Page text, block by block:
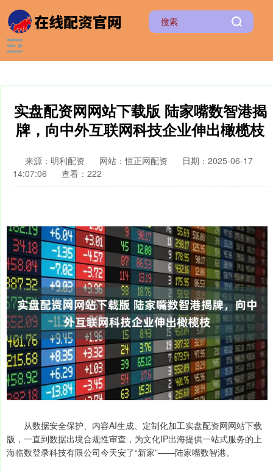
实盘配资网网站下载版 陆家嘴数智港揭
牌，向中外互联网科技企业伸出橄榄枝
来源：明利配资 网站：恒正网配资
日期：2025-06-17
14:07:06
查看：222
从数据安全保护、内容AI生成、定制化加工实盘配资网网站下载
版，一直到数据出境合规性审查，为文化IP出海提供一站式服务的上
海临数登录科技有限公司今天安了“新家”——陆家嘴数智港。